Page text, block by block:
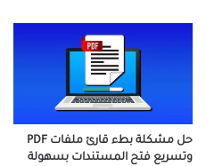
حل مشكلة بطء قارئ ملفات PDF
وتسريع فتح المستندات بسهولة